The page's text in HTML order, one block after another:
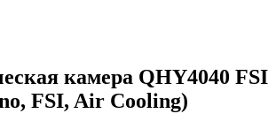
камера QHY4040 FSI
FSI, Air Cooling)